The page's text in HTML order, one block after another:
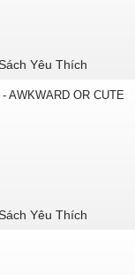
Yêu Thích
AWKWARD OR CUTE
Yêu Thích